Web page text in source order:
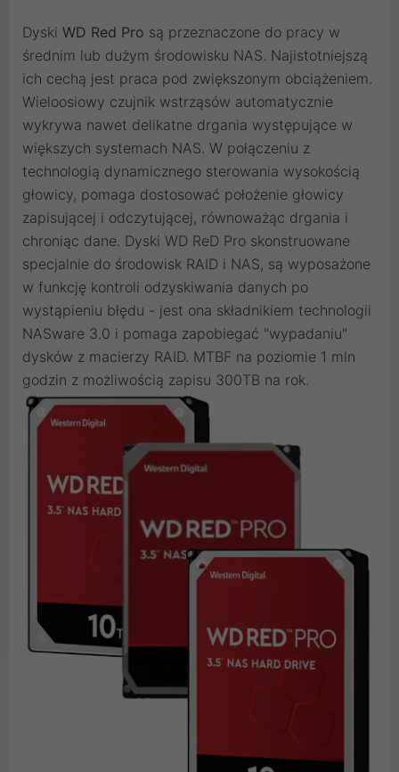
Dyski WD Red Pro są przeznaczone do pracy w
średnim lub dużym środowisku NAS. Najistotniejszą
ich cechą jest praca pod zwiększonym obciążeniem.
Wieloosiowy czujnik wstrząsów automatycznie
wykrywa nawet delikatne drgania występujące w
większych systemach NAS. W połączeniu z
technologią dynamicznego sterowania wysokością
głowicy, pomaga dostosować położenie głowicy
zapisującej i odczytującej, równoważąc drgania i
chroniąc dane. Dyski WD ReD Pro skonstruowane
specjalnie do środowisk RAID i NAS, są wyposażone
w funkcję kontroli odzyskiwania danych po
wystąpieniu błędu - jest ona składnikiem technologii
NASware 3.0 i pomaga zapobiegać "wypadaniu"
dysków z macierzy RAID. MTBF na poziomie 1 mln
godzin z możliwością zapisu 300TB na rok.